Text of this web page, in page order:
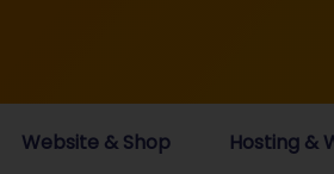
Website & Shop Hosting &